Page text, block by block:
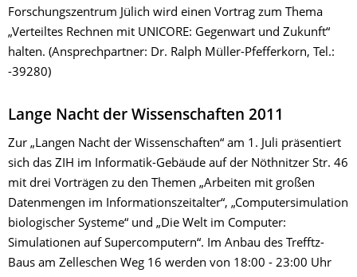
Forschungszentrum Jülich wird einen Vortrag zum Thema
„Verteiltes Rechnen mit UNICORE: Gegenwart und Zukunft“
halten. (Ansprechpartner: Dr. Ralph Müller-Pfefferkorn, Tel.:
-39280)
Lange Nacht der Wissenschaften 2011
Zur „Langen Nacht der Wissenschaften“ am 1. Juli präsentiert
sich das ZIH im Informatik-Gebäude auf der Nöthnitzer Str. 46
mit drei Vorträgen zu den Themen „Arbeiten mit großen
Datenmengen im Informationszeitalter“, „Computersimulation
biologischer Systeme“ und „Die Welt im Computer:
Simulationen auf Supercomputern“. Im Anbau des Trefftz-
Baus am Zelleschen Weg 16 werden von 18:00 - 23:00 Uhr